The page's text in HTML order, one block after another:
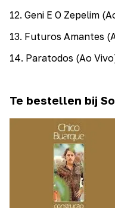
12. Geni E O Zepelim
13. Futuros Amantes
14. Paratodos (Ao
Te bestellen bij